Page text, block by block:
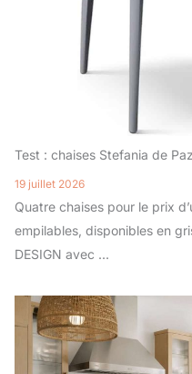
Test : chaises Stefania de
19 juillet 2026
Quatre chaises pour le prix
empilables, disponibles en
DESIGN avec ...